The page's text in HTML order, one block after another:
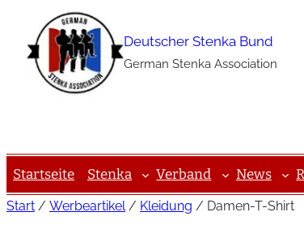
Deutscher Stenka Bund
German Stenka Association
Startseite Stenka Verband News
Start / Werbeartikel/ Kleidung / Damen-T-Shirt